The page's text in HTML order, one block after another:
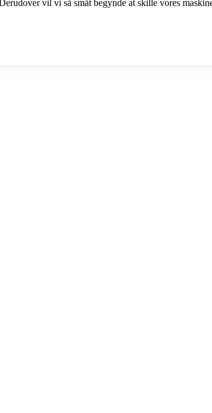
vil vi så småt begynde at skille vores